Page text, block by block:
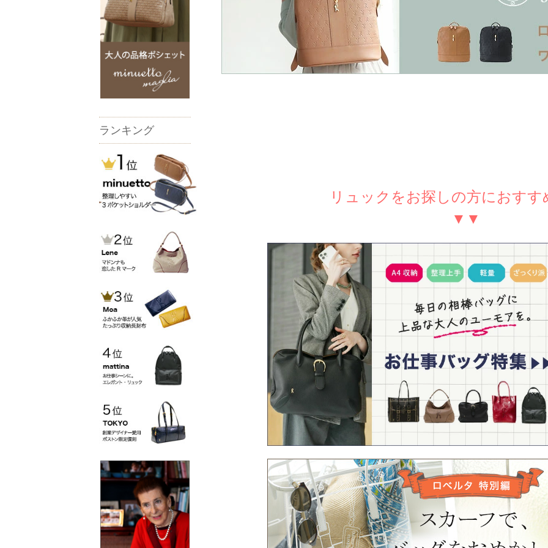
ランキング
リュックをお探しの方におすす
▼▼